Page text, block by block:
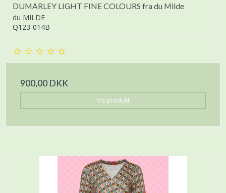
DUMARLEY LIGHT FINE COLOURS fra du Milde
du MILDE
Q123-014B
900,00 DKK
Vis produkt